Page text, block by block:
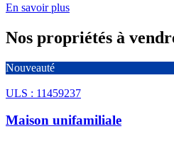
En savoir plus
Nos propriétés à
Nouveauté
ULS : 11459237
Maison unifamiliale